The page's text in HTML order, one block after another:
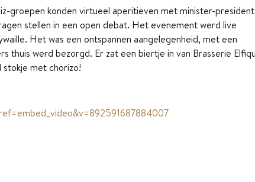
groepen konden virtueel aperitieven met minister-president
stellen in een open debat. Het evenement werd live
Het was een ontspannen aangelegenheid, met een
thuis werd bezorgd. Er zat een biertje in van Brasserie
stokje met chorizo!